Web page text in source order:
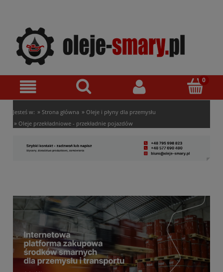
Jesteś w: » Strona główna » Oleje i płyny dla przemysłu
» Oleje przekładniowe - przekładnie pojazdów